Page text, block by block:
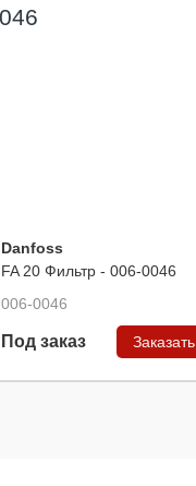
Danfoss
FA 20 Фильтр - 006-0046
006-0046
Под заказ Заказать